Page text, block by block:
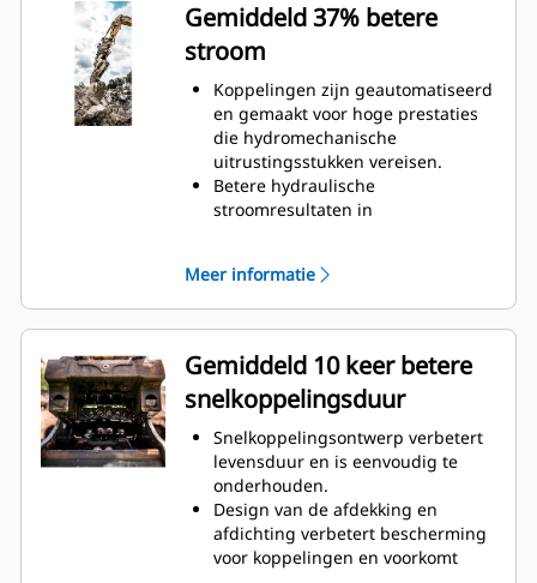
Gemiddeld 37% betere
stroom
Koppelingen zijn geautomatiseerd
en gemaakt voor hoge prestaties
die hydromechanische
uitrustingsstukken vereisen.
Betere hydraulische
stroomresultaten in
Ingesloten vering voorkomt
vervuiling van het hydraulisch
systeem.
Fouttolerante verbinding maken
een systeem voor de stroom van
hydrauliekvloeistof en geen
mogelijkheid voor gemorste
vloeistof tijdens
gereedschapswissels.
Interne slangen in de beugel en
koppeling gebruiken minder
externe slangen, waardoor de
kosten voor slangen en reparaties
Meer informatie
Gemiddeld 10 keer betere
snelkoppelingsduur
Snelkoppelingsontwerp verbetert
levensduur en is eenvoudig te
onderhouden.
Design van de afdekking en
afdichting verbetert bescherming
voor koppelingen en voorkomt